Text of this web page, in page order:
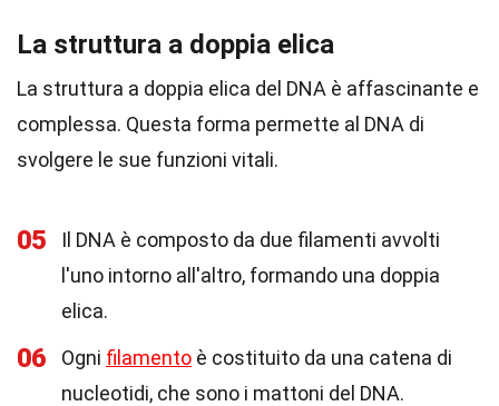
La struttura a doppia elica
La struttura a doppia elica del DNA è affascinante e
complessa. Questa forma permette al DNA di
svolgere le sue funzioni vitali.
05
Il DNA è composto da due filamenti avvolti
l'uno intorno all'altro, formando una doppia
elica.
06 Ogni filamento è costituito da una catena di
nucleotidi, che sono i mattoni del DNA.